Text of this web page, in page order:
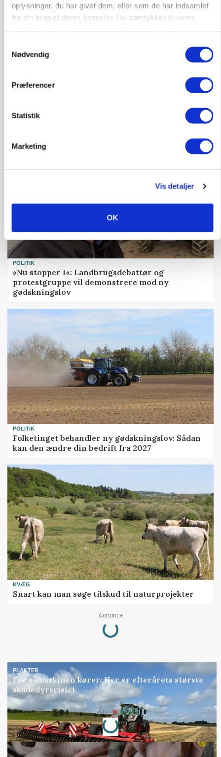
oplysninger, du har givet dem, eller som de har indsamlet
fra din brug af deres tjenester. Du samtykker til vores
Nødvendig
Præferencer
Statistik
Marketing
Vis detaljer
OK
MARKED
Fra mark til mur: Byggeriet kan åbne nyt
marked for biokul
POLITIK
»Nu stopper I«: Landbrugsdebattør og
protestgruppe vil demonstrere mod ny
gødskningslov
POLITIK
Folketinget behandler ny gødskningslov: Sådan
kan den ændre din bedrift fra 2027
KVÆG
Snart kan man søge tilskud til naturprojekter
Annonce
Loading...
PLANTER
Før såmaskinen kører: Her er efterårets største
skadedyrsrisici
Annonce
Loading...